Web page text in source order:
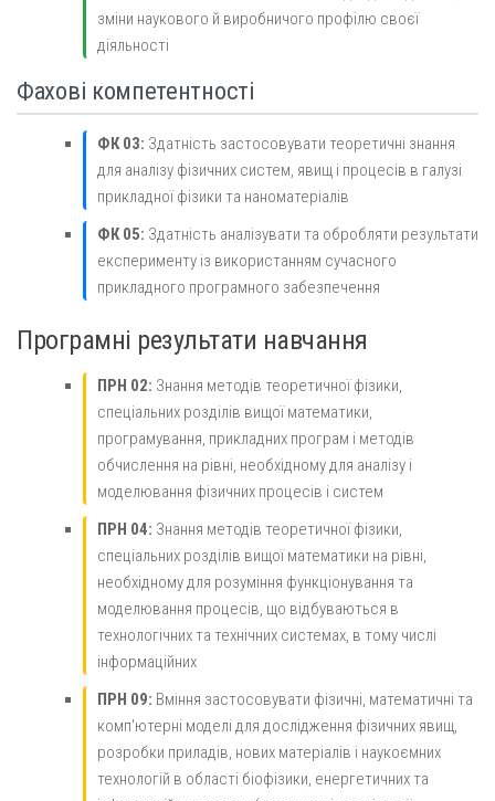
зміни наукового й виробничого профілю своєї
діяльності
Фахові компетентності
ФК 03: Здатність застосовувати теоретичні знання
для аналізу фізичних систем, явищ і процесів в галузі
прикладної фізики та наноматеріалів
ФК 05: Здатність аналізувати та обробляти результати
експерименту із використанням сучасного
прикладного програмного забезпечення
Програмні результати навчання
ПРН 02: Знання методів теоретичної фізики,
спеціальних розділів вищої математики,
програмування, прикладних програм і методів
обчислення на рівні, необхідному для аналізу і
моделювання фізичних процесів і систем
ПРН 04: Знання методів теоретичної фізики,
спеціальних розділів вищої математики на рівні,
необхідному для розуміння функціонування та
моделювання процесів, що відбуваються в
технологічних та технічних системах, в тому числі
інформаційних
ПРН 09: Вміння застосовувати фізичні, математичні та
комп'ютерні моделі для дослідження фізичних явищ,
розробки приладів, нових матеріалів і наукоємних
технологій в області біофізики, енергетичних та